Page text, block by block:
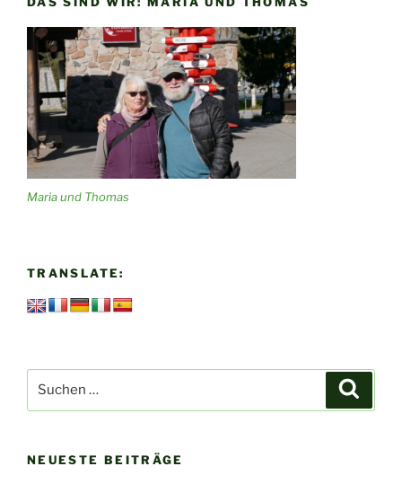
Maria und Thomas
TRANSLATE:
nach:
NEUESTE BEITRÄGE